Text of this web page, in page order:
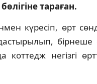
тараған.
күресіп, өрт
бірнеше
негізгі